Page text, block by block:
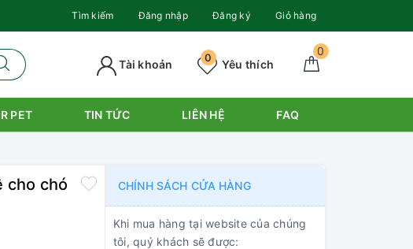
Tìm kiếm Đăng nhập Đăng ký Giỏ hàng
0
Yêu thích
0
Tài khoản
PET TIN TỨC LIÊN HỆ FAQ
cho chó CHÍNH SÁCH CỬA HÀNG
Khi mua hàng tại website của chúng
tôi, quý khách sẽ được: